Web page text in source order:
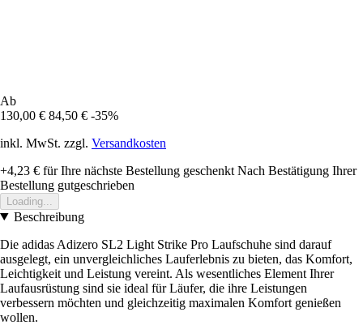
Ab
130,00 € 84,50 € -35%
inkl. MwSt. zzgl. Versandkosten
+4,23 € für Ihre nächste Bestellung geschenkt Nach Bestätigung Ihrer
Bestellung gutgeschrieben
Loading...
Beschreibung
Die adidas Adizero SL2 Light Strike Pro Laufschuhe sind darauf
ausgelegt, ein unvergleichliches Lauferlebnis zu bieten, das Komfort,
Leichtigkeit und Leistung vereint. Als wesentliches Element Ihrer
Laufausrüstung sind sie ideal für Läufer, die ihre Leistungen
verbessern möchten und gleichzeitig maximalen Komfort genießen
wollen.